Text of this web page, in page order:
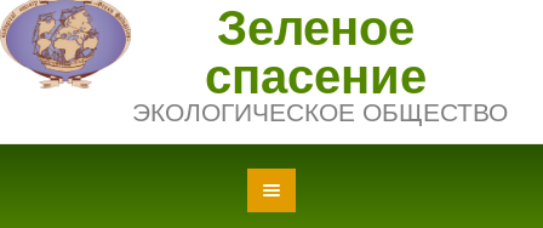
Зеленое
спасение
ЭКОЛОГИЧЕСКОЕ ОБЩЕСТВО